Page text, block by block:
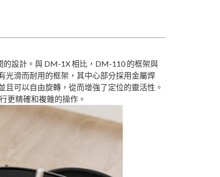
設計。與 DM-1X 相比，DM-110 的框架與
光滑而耐用的框架，其中心部分採用金屬焊
可以自由旋轉，從而增強了定位的靈活性。
更精確和複雜的操作。